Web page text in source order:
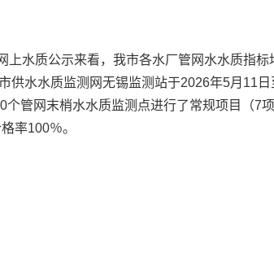
水质公示来看，我市各水厂管网水水质指标
水水质监测网无锡监测站于2026年5月11日
管网末梢水水质监测点进行了常规项目（7
率100％。